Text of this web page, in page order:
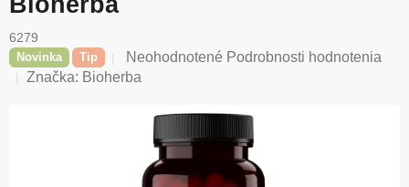
6279
Novinka Tip
Priemerné
hodnotenie
Neohodnotené Podrobnosti hodnotenia
Značka: Bioherba